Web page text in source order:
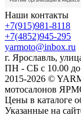
Наши контакты
+7(915)981-8118
+7(4852)945-295
yarmoto@inbox.ru
г. Ярославль,
ПН - СБ с 10.00 до
2015-2026 ©
мотосалонов
Цены в каталоге
Указанные на